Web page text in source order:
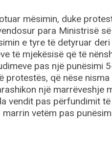
mësimin, duke
para Ministrisë
e tyre të detyruar
të mjekësisë që të
pas një punësimi
protestës, që nëse nisma
një marrëveshje
vendit pas përfundimit
vetëm pas